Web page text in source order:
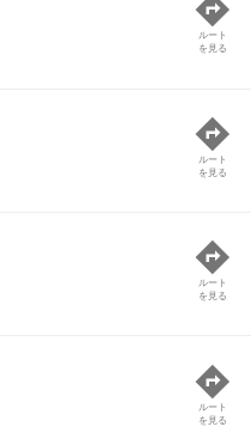
ルート
を見る
ルート
を見る
ルート
を見る
ルート
を見る